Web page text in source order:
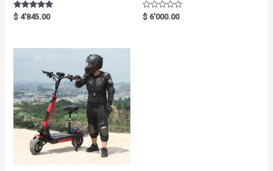
Rated
5.00
$ 4'845.00
R
a
$ 6'000.00